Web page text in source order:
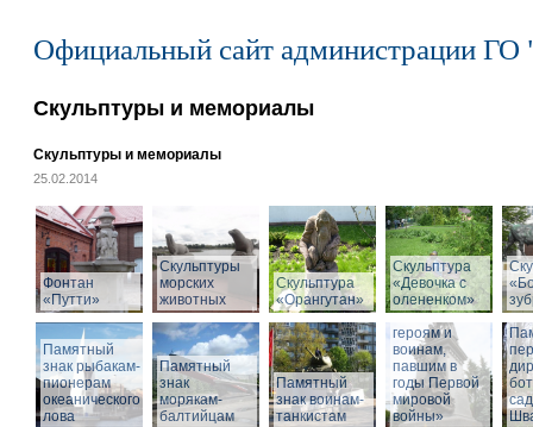
Официальный сайт администрации ГО
Скульптуры и мемориалы
Скульптуры и мемориалы
25.02.2014
Фонтан
«Путти»
Скульптуры
морских
животных
Скульптура
«Орангутан»
Скульптура
«Девочка с
олененком»
Памятный
знак рыбакам-
пионерам
океанического
лова
Памятный
знак
морякам-
балтийцам
Памятный
знак воинам-
танкистам
Памятник
«Российским
героям и
воинам,
павшим в
годы Первой
мировой
войны»